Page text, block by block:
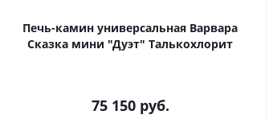
Печь-камин универсальная Варвара
Сказка мини "Дуэт" Талькохлорит
75 150руб.